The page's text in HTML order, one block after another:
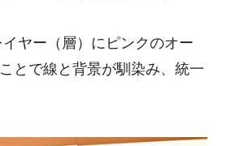
ヤー（層）にピンクのオー
とで線と背景が馴染み、統一